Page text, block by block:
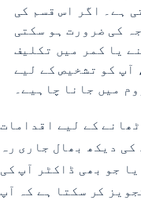
ہے۔ اگر اس قسم کی
کی ضرورت ہو سکتی
یا کمر میں تکلیف
آپ کو تشخیص کے لیے
میں جانا چاہیے۔
کے لیے اقدامات
دیکھ بھال جاری رہ
جو بھی ڈاکٹر آپ کی
کر سکتا ہے کہ آپ